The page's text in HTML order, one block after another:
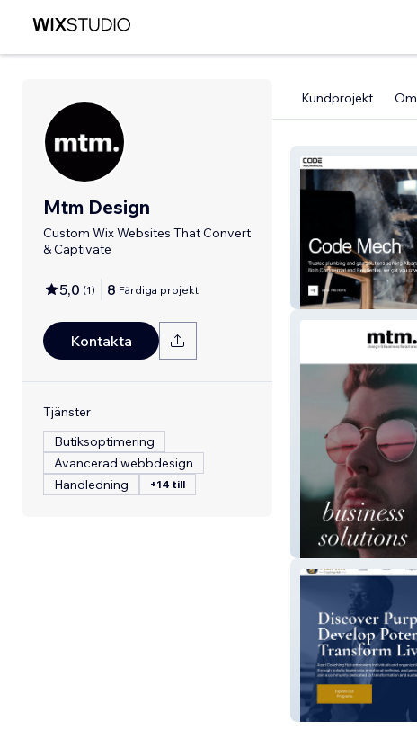
Mtm Design
Custom Wix Websites That Convert
& Captivate
5,0 (1) 8 Färdiga projekt
Kontakta
Tjänster
Butiksoptimering
Avancerad webbdesign
Handledning
+14 till
Kundprojekt Om
Code Mechanical
Digital Agency
Azari Coaching Hub